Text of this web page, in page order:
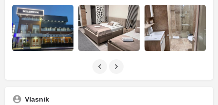
Vlasnik